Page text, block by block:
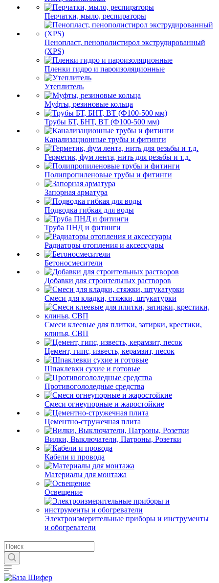
Перчатки, мыло, респираторы
Пенопласт, пенополистирол экструдированный
(XPS)
Пленки гидро и пароизоляционные
Утеплитель
Муфты, резиновые кольца
Трубы БТ, БНТ, ВТ (Ф100-500 мм)
Канализационные трубы и фитинги
Герметик, фум лента, нить для резьбы и т.д.
Полипропиленовые трубы и фитинги
Запорная арматура
Подводка гибкая для воды
Труба ПНД и фитинги
Радиаторы отопления и аксессуары
Бетоносмесители
Добавки для строительных растворов
Смеси для кладки, стяжки, штукатурки
Смеси клеевые для плитки, затирки, крестики,
клинья, СВП
Цемент, гипс, известь, керамзит, песок
Шпаклевки сухие и готовые
Противогололедные средства
Смеси огнеупорные и жаростойкие
Цементно-стружечная плита
Вилки, Выключатели, Патроны, Розетки
Кабели и провода
Материалы для монтажа
Освещение
Электроизмерительные приборы и инструменты
и обогреватели